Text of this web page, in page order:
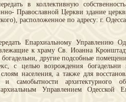
в коллективную
Православной Церкви здание
расположенное по адресу: г.
Епархиальному Управлению
к храму Св. Иоанна
другие подсобные
с целью возрождения
населения, а также для
и самобытности архитектурного
Управлением Одесской